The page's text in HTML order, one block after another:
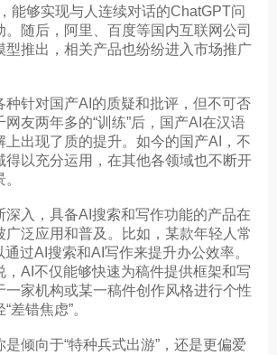
能够实现与人连续对话的ChatGPT问
。随后，阿里、百度等国内互联网公司
型推出，相关产品也纷纷进入市场推广
针对国产AI的质疑和批评，但不可否
友两年多的“训练”后，国产AI在汉语
上出现了质的提升。如今的国产AI，不
得以充分运用，在其他各领域也不断开
入，具备AI搜索和写作功能的产品在
广泛应用和普及。比如，某款年轻人常
过AI搜索和AI写作来提升办公效率。
，AI不仅能够快速为稿件提供框架和写
一家机构或某一稿件创作风格进行个性
差错焦虑”。
向于“特种兵式出游”，还是更偏爱